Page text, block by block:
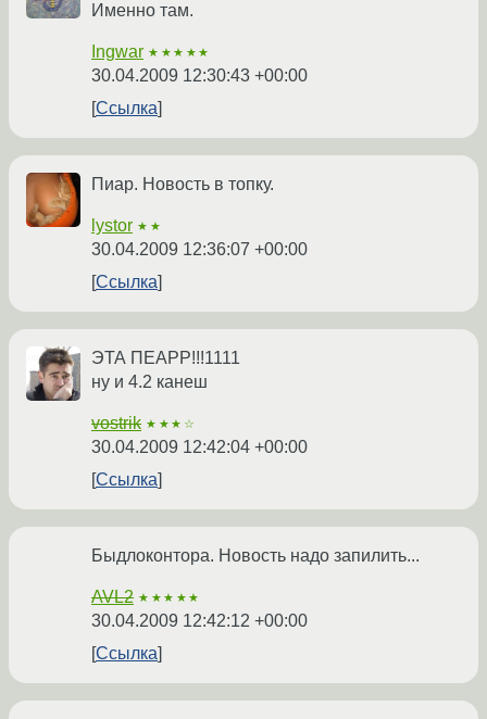
Именно там.
Ingwar ★★★★★
30.04.2009 12:30:43 +00:00
Ссылка
Пиар. Новость в топку.
lystor ★★
30.04.2009 12:36:07 +00:00
Ссылка
ЭТА ПЕАРР!!!1111
ну и 4.2 канеш
vostrik ★★★☆
30.04.2009 12:42:04 +00:00
Ссылка
Быдлоконтора. Новость надо запилить...
AVL2 ★★★★★
30.04.2009 12:42:12 +00:00
Ссылка